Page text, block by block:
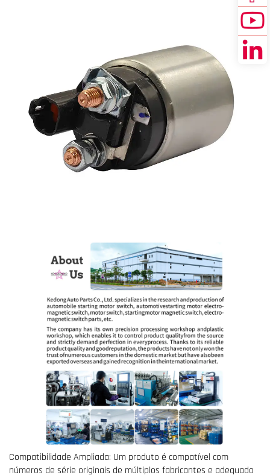
Compatibilidade Ampliada: Um produto é compatível com
números de série originais de múltiplos fabricantes e adequado